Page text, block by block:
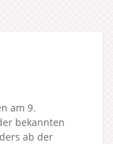
am 9.
bekannten
ab der